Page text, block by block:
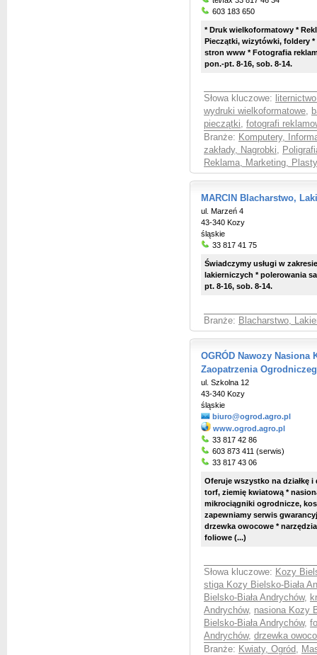
603 183 650
* Druk wielkoformatowy *
Pieczątki, wizytówki, foldery *
stron www * Fotografia
pon.-pt. 8-16, sob. 8-14.
Słowa kluczowe:
wydruki wielkoformatowe,
pieczątki, fotografi
Branże: Komputery,
zakłady, Nagrobki,
Reklama, Marketing,
MARCIN Blacharstwo,
ul. Marzeń 4
43-340 Kozy
śląskie
33 817 41 75
Świadczymy usługi w
lakierniczych * polerowania
pt. 8-16, sob. 8-14.
Branże: Blacharstwo,
OGRÓD Nawozy Nasiona
Zaopatrzenia
ul. Szkolna 12
43-340 Kozy
śląskie
biuro@ogrod.agro.pl
www.ogrod.agro.pl
33 817 42 86
603 873 411 (serwis)
33 817 43 06
Oferuje wszystko na działkę
torf, ziemię kwiatową *
mikrociągniki ogrodnicze,
zapewniamy serwis
drzewka owocowe *
foliowe (...)
Słowa kluczowe: Kozy
stiga Kozy Bielsko-Biała
Bielsko-Biała Andrychów,
Andrychów, nasiona Kozy
Bielsko-Biała Andrychów,
Andrychów, drzewka
Branże: Kwiaty, Ogród,